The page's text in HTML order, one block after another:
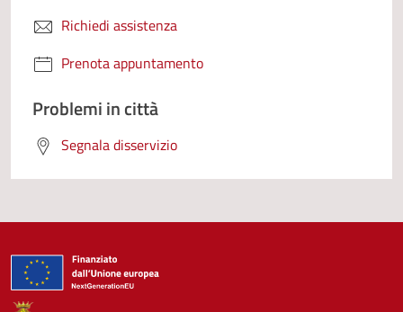
Richiedi assistenza
Prenota appuntamento
Problemi in città
Segnala disservizio